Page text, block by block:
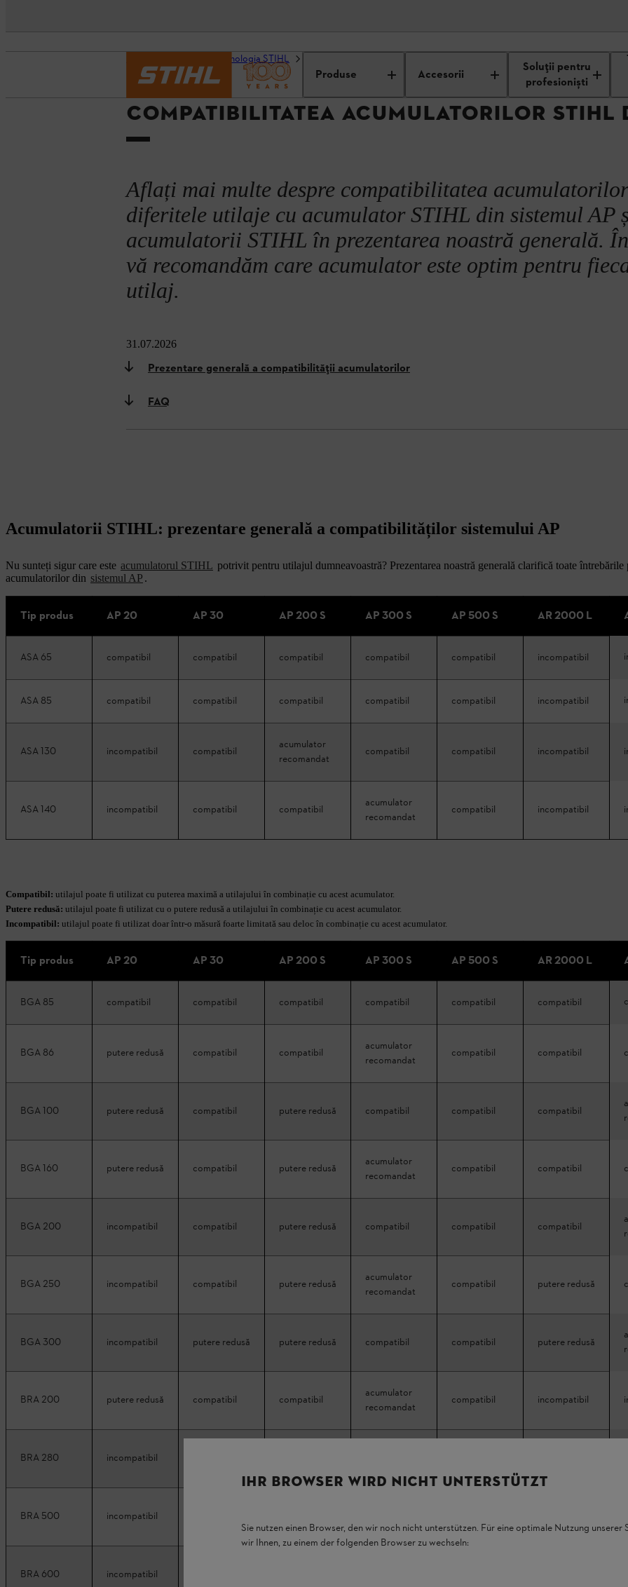
Produse Accesorii
Soluții pentru
profesioniști
Tehnologia STIHL Compatibilitatea acumulatorilor
COMPATIBILITATEA ACUMULATORILOR STIHL
Aflați mai multe despre compatibilitatea
diferitele utilaje cu acumulator STIHL din sistemul AP
acumulatorii STIHL în prezentarea noastră generală.
vă recomandăm care acumulator este optim pentru
utilaj.
31.07.2026
Prezentare generală a compatibilității acumulatorilor
FAQ
Acumulatorii STIHL: prezentare generală a compatibilităților sistemului AP
Nu sunteți sigur care este acumulatorul STIHL potrivit pentru utilajul dumneavoastră? Prezentarea noastră generală clarifică toate
acumulatorilor din sistemul AP .
Tip produs AP 20 AP 30 AP 200 S AP 300 S AP 500 S AR 2000 L
ASA 65 compatibil compatibil compatibil compatibil compatibil incompatibil
ASA 85 compatibil compatibil compatibil compatibil compatibil incompatibil
ASA 130 incompatibil compatibil
acumulator
recomandat
compatibil compatibil incompatibil
ASA 140 incompatibil compatibil compatibil
acumulator
recomandat
compatibil incompatibil
Compatibil: utilajul poate fi utilizat cu puterea maximă a utilajului în combinație cu acest acumulator.
Putere redusă: utilajul poate fi utilizat cu o putere redusă a utilajului în combinație cu acest acumulator.
Incompatibil: utilajul poate fi utilizat doar într-o măsură foarte limitată sau deloc în combinație cu acest acumulator.
Tip produs AP 20 AP 30 AP 200 S AP 300 S AP 500 S AR 2000 L
BGA 85 compatibil compatibil compatibil compatibil compatibil compatibil
BGA 86 putere redusă compatibil compatibil
acumulator
recomandat
compatibil compatibil
BGA 100 putere redusă compatibil putere redusă compatibil compatibil compatibil
BGA 160 putere redusă compatibil putere redusă
acumulator
recomandat
compatibil compatibil
BGA 200 incompatibil compatibil putere redusă compatibil compatibil compatibil
BGA 250 incompatibil compatibil putere redusă
acumulator
recomandat
compatibil putere redusă
BGA 300 incompatibil putere redusă putere redusă compatibil compatibil putere redusă
BRA 200 putere redusă compatibil compatibil
acumulator
recomandat
compatibil incompatibil
BRA 280 incompatibil
BRA 500 incompatibil
recomandat
BRA 600 incompatibil
IHR BROWSER WIRD NICHT UNTERSTÜTZT
Sie nutzen einen Browser, den wir noch nicht unterstützen. Für eine optimale Nutzung unserer
wir Ihnen, zu einem der folgenden Browser zu wechseln: